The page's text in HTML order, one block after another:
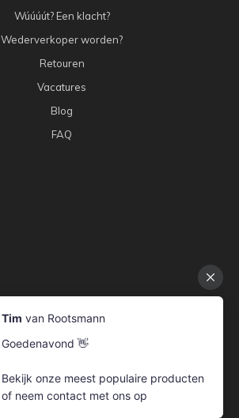
Wúúúút? Een klacht?
Wederverkoper worden?
Retouren
Vacatures
Blog
FAQ